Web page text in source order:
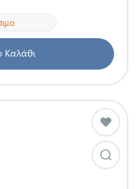
Καλάθι